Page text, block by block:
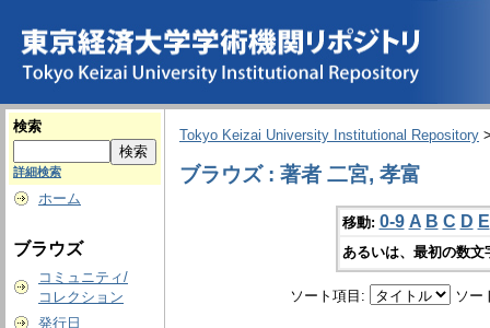
検索
詳細検索
ホーム
ブラウズ
コミュニティ/
コレクション
発行日
Tokyo Keizai University Institutional Repository
ブラウズ : 著者 二宮, 孝富
移動: 0-9 A B C D E
あるいは、最初の数
ソート項目: ソー